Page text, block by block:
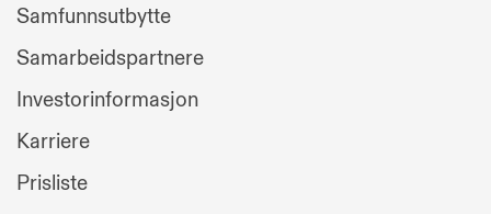
Samfunnsutbytte
Samarbeidspartnere
Investorinformasjon
Karriere
Prisliste